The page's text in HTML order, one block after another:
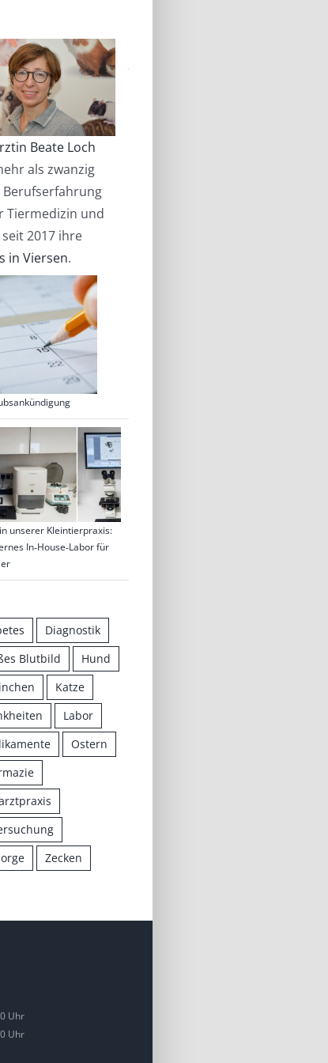
Beate Loch
als zwanzig
Berufserfahrung
Tiermedizin und
2017 ihre
in Viersen.
unserer Kleintierpraxis:
In‑House‑Labor für
Diagnostik
Blutbild
Hund
Katze
Labor
Ostern
Zecken
Uhr
Uhr